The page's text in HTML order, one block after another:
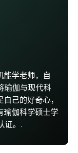
能学老师，自
瑜伽与现代科
己的好奇心，
瑜伽科学硕士学
证。.